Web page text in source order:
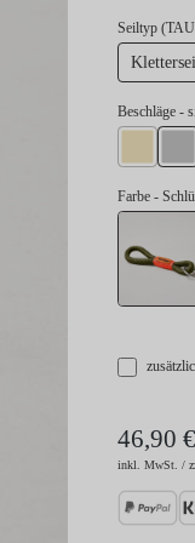
Seiltyp
Beschläge -
Farbe -
46,90 €
inkl. MwSt. /